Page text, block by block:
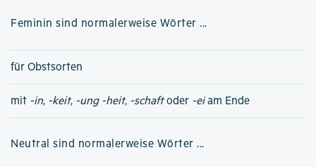
Feminin sind normalerweise Wörter ...
für Obstsorten
mit -in, -keit, -ung -heit, -schaftoder -eiam Ende
Neutral sind normalerweise Wörter ...